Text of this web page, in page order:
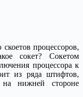
процессоров,
сокет? Сокетом
процессора к
из ряда штифтов,
на нижней стороне